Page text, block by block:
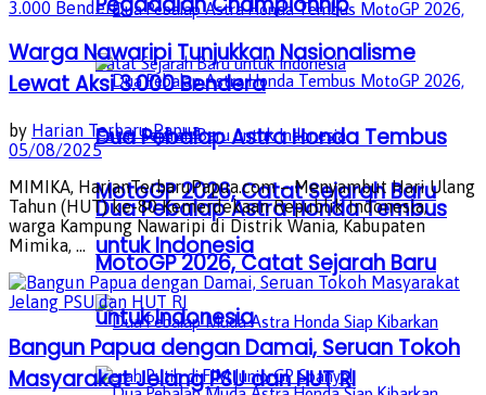
Dua Pebalap Astra Honda Tembus
MotoGP 2026, Catat Sejarah Baru
untuk Indonesia
Dua Pebalap Astra Honda Tembus
MotoGP 2026, Catat Sejarah Baru
untuk Indonesia
Warga Nawaripi Tunjukkan Nasionalisme
Lewat Aksi 3.000 Bendera
by Harian Terbaru Papua
05/08/2025
MIMIKA, HarianTerbaruPapua.com – Menyambut Hari Ulang
Tahun (HUT) ke-80 Kemerdekaan Republik Indonesia,
warga Kampung Nawaripi di Distrik Wania, Kabupaten
Mimika, ...
Bangun Papua dengan Damai, Seruan Tokoh
Masyarakat Jelang PSU dan HUT RI